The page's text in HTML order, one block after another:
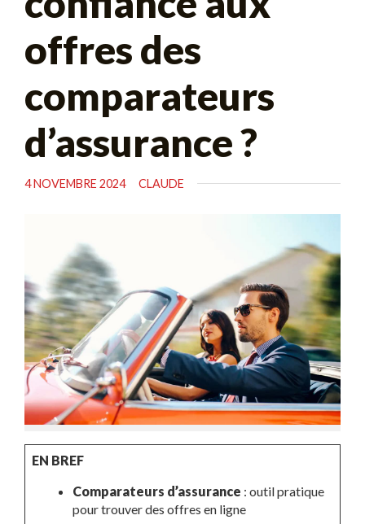
offres des
comparateurs
d’assurance ?
4 NOVEMBRE 2024 CLAUDE
EN BREF
Comparateurs d’assurance : outil pratique
pour trouver des offres en ligne